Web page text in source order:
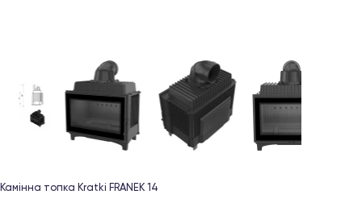
Камінна топка Kratki FRANEK 14